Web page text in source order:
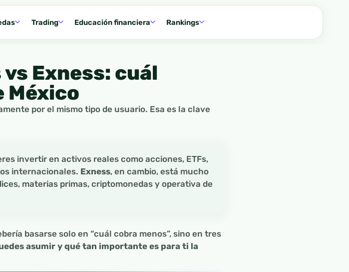
Trading Educación financiera Rankings
Exness: cuál
México
por el mismo tipo de usuario. Esa es la clave
invertir en activos reales como acciones, ETFs,
internacionales. Exness, en cambio, está mucho
materias primas, criptomonedas y operativa de
basarse solo en “cuál cobra menos”, sino en tres
asumir y qué tan importante es para ti la